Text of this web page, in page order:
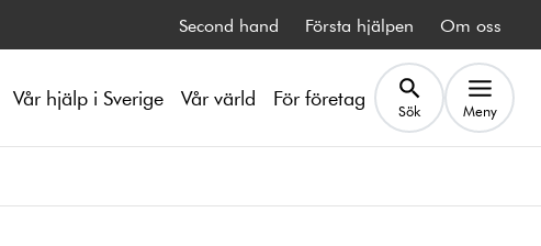
Second hand Första hjälpen Om oss
Vår hjälp i Sverige Vår värld För företag Sök Meny